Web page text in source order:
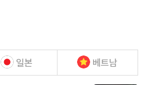
일본 베트남